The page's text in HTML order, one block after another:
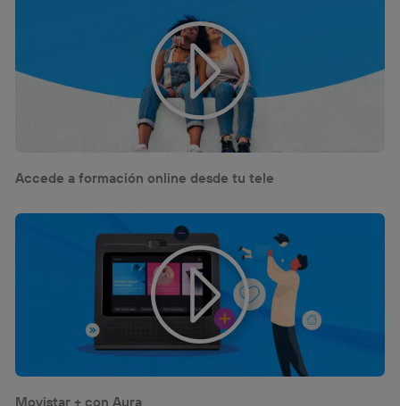
Accede a formación online desde tu tele
Movistar + con Aura